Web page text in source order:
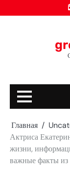
к
Главная
Актриса
жизни,
важные факты из